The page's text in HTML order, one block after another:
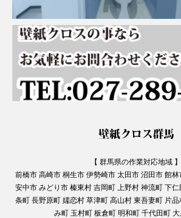
【 群馬県の作業対応地域 】
前橋市 高崎市 桐生市 伊勢崎市 太田市 沼田市 館
安中市 みどり市 榛東村 吉岡町 上野村 神流町 下
条町 長野原町 嬬恋村 草津町 高山村 東吾妻町 片
み町 玉村町 板倉町 明和町 千代田町